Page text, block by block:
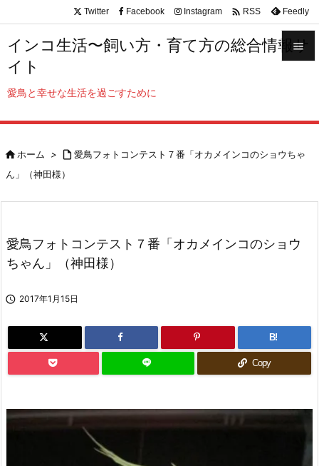
インコ生活〜飼い方・育て方の総合情報サ
イト
愛鳥と幸せな生活を過ごすために

サイド

次へ
検索
Twitter Facebook Instagram  RSS Feedly
ホーム >  愛鳥フォトコンテスト７番「オカメインコのショウちゃ
ん」（神田様）
愛鳥フォトコンテスト７番「オカメインコのショウ
ちゃん」（神田様）
 2017年1月15日
B!
Copy